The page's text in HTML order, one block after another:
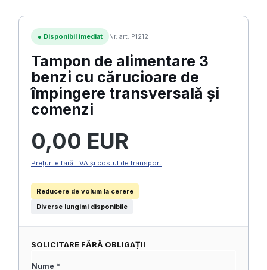
● Disponibil imediat Nr. art. P1212
Tampon de alimentare 3
benzi cu cărucioare de
împingere transversală și
comenzi
0,00 EUR
Prețurile fară TVA și costul de transport
Reducere de volum la cerere
Diverse lungimi disponibile
SOLICITARE FĂRĂ OBLIGAȚII
Nume *